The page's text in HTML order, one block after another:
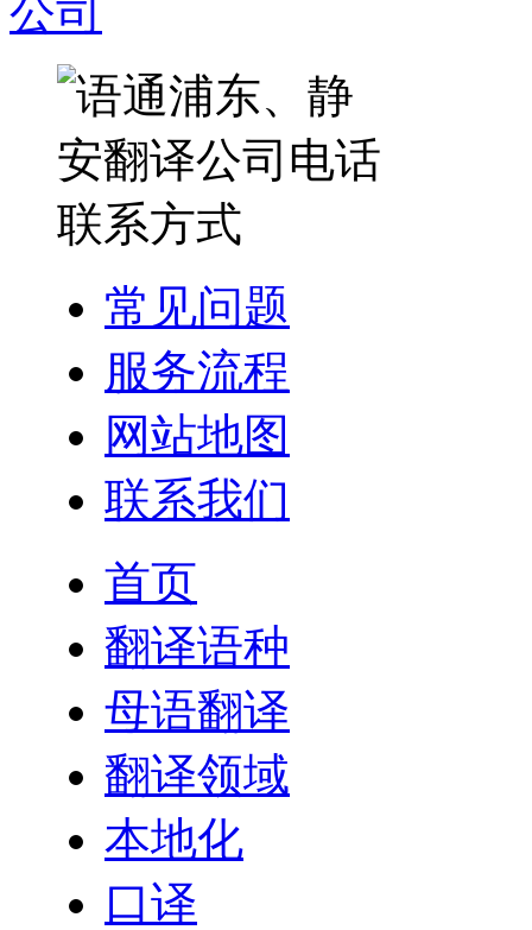
常见问题
服务流程
网站地图
联系我们
首页
翻译语种
母语翻译
翻译领域
本地化
口译